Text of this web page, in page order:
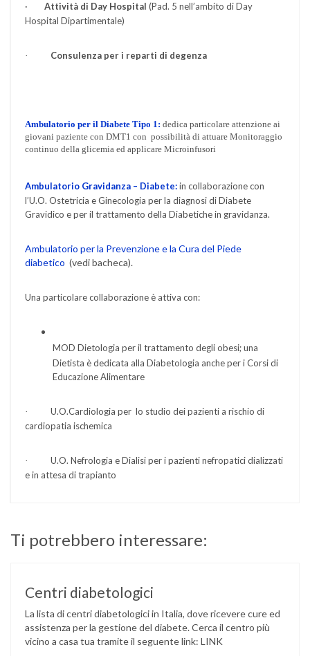
· Attività di Day Hospital (Pad. 5 nell’ambito di Day
Hospital Dipartimentale)
· Consulenza per i reparti di degenza
Ambulatorio per il Diabete Tipo 1: dedica particolare attenzione ai
giovani paziente con DMT1 con possibilità di attuare Monitoraggio
continuo della glicemia ed applicare Microinfusori
Ambulatorio Gravidanza – Diabete:in collaborazione con
l’U.O. Ostetricia e Ginecologia per la diagnosi di Diabete
Gravidico e per il trattamento della Diabetiche in gravidanza.
Ambulatorio per la Prevenzione e la Cura del Piede
diabetico (vedi bacheca).
Una particolare collaborazione è attiva con:
MOD Dietologia per il trattamento degli obesi;una
Dietista èdedicata alla Diabetologia anche per i Corsi di
Educazione Alimentare
· U.O.Cardiologia per lo studio dei pazienti a rischio di
cardiopatia ischemica
· U.O. Nefrologia e Dialisi per i pazientinefropatici dializzati
e in attesa di trapianto
Ti potrebbero interessare:
Centri diabetologici
La lista di centri diabetologici in Italia, dove ricevere cure ed
assistenza per la gestione del diabete. Cerca il centro più
vicino a casa tua tramite il seguente link: LINK